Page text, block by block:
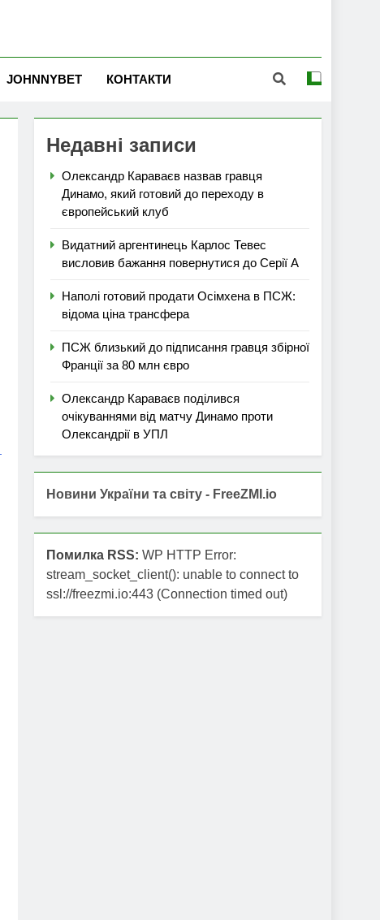
JOHNNYBET КОНТАКТИ
Недавні записи
Олександр Караваєв назвав гравця
Динамо, який готовий до переходу в
європейський клуб
Видатний аргентинець Карлос Тевес
висловив бажання повернутися до Серії А
Наполі готовий продати Осімхена в ПСЖ:
відома ціна трансфера
ПСЖ близький до підписання гравця збірної
Франції за 80 млн євро
Олександр Караваєв поділився
очікуваннями від матчу Динамо проти
Олександрії в УПЛ
Новини України та світу - FreeZMI.io
Помилка RSS: WP HTTP Error:
stream_socket_client(): unable to connect to
ssl://freezmi.io:443 (Connection timed out)